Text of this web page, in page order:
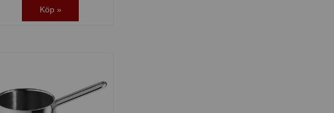
Köp »